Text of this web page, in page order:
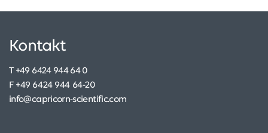
Kontakt
T +49 6424 944 64 0
F +49 6424 944 64-20
info@capricorn-scientific.com